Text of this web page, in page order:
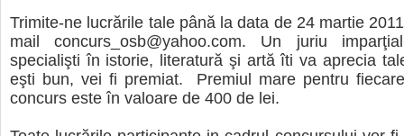
Trimite-ne lucrările tale până la data de 24 martie
mail concurs_osb@yahoo.com. Un juriu
specialişti în istorie, literatură şi artă îti va aprecia
eşti bun, vei fi premiat. Premiul mare pentru
concurs este în valoare de 400 de lei.